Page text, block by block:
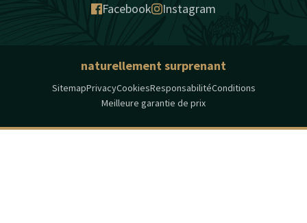
Facebook Instagram
naturellement surprenant
SitemapPrivacyCookiesResponsabilitéConditions
Meilleure garantie de prix